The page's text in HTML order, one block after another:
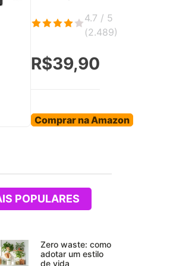
4.7 / 5
(2.489)
R$39,90
Comprar na Amazon
POPULARES
Zero waste: como
adotar um estilo
de vida